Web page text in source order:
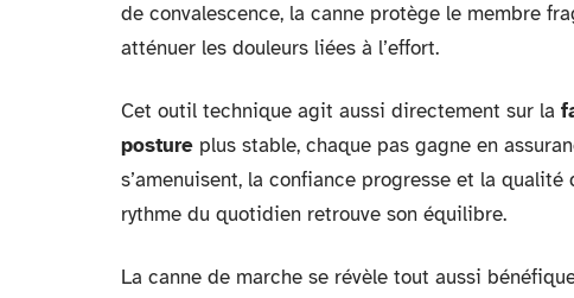
de convalescence, la canne protège le membre
atténuer les douleurs liées à l’effort.
Cet outil technique agit aussi directement sur la
posture plus stable, chaque pas gagne en
s’amenuisent, la confiance progresse et la
rythme du quotidien retrouve son équilibre.
La canne de marche se révèle tout aussi